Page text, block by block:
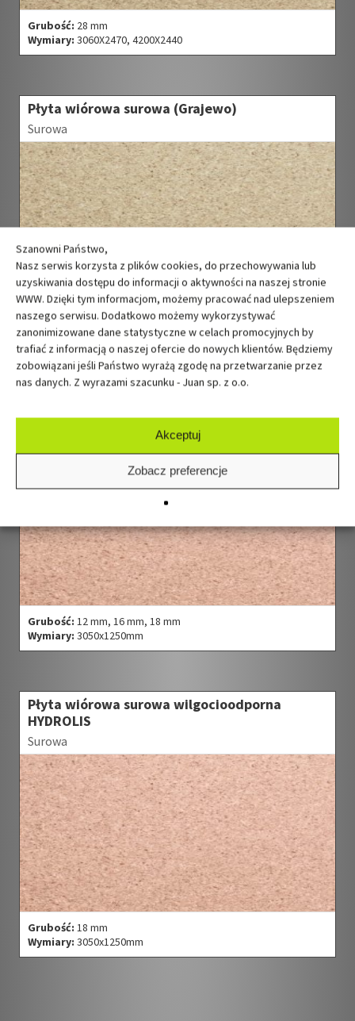
Szanowni Państwo,
Nasz serwis korzysta z plików cookies, do przechowywania lub
uzyskiwania dostępu do informacji o aktywności na naszej stronie
WWW. Dzięki tym informacjom, możemy pracować nad ulepszeniem
naszego serwisu. Dodatkowo możemy wykorzystywać
zanonimizowane dane statystyczne w celach promocyjnych by
trafiać z informacją o naszej ofercie do nowych klientów. Będziemy
zobowiązani jeśli Państwo wyrażą zgodę na przetwarzanie przez
nas danych. Z wyrazami szacunku - Juan sp. z o.o.
Akceptuj
Zobacz preferencje
Grubość: 28 mm
Wymiary: 3060X2470, 4200X2440
Płyta wiórowa surowa (Grajewo)
Surowa
Grubość:38 mm
Wymiary:3060X2470, 4200X2440, 4200X2470
Antivlam
Grubość: 12 mm, 16 mm, 18 mm
Wymiary: 3050x1250mm
Płyta wiórowa surowa wilgocioodporna
HYDROLIS
Surowa
Grubość: 18 mm
Wymiary: 3050x1250mm